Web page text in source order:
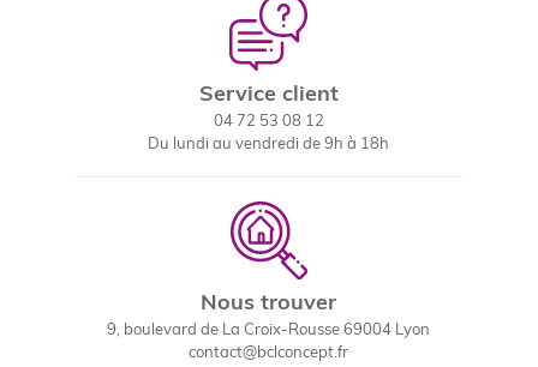
Service client
04 72 53 08 12
Du lundi au vendredi de 9h à 18h
Nous trouver
9, boulevard de La Croix-Rousse 69004 Lyon
contact@bclconcept.fr